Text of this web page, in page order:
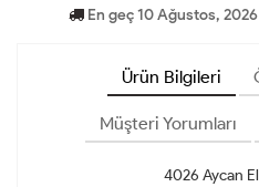
En geç 10 Ağustos,
Ürün Bilgileri
Müşteri Yorumları
4026 Aycan